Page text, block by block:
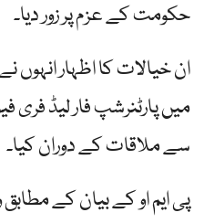
حکومت کے عزم پر زور دیا۔
ان خیالات کا اظہار انہوں
میں پارٹنرشپ فار لیڈ فری
سے ملاقات کے دوران کیا۔
پی ایم او کے بیان کے